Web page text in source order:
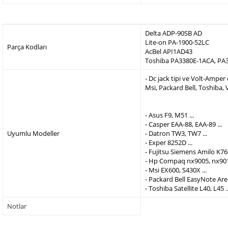
Parça Kodları
Delta ADP-90SB AD
Lite-on PA-1900-52LC
AcBel API1AD43
Toshiba PA3380E-1ACA,
Uyumlu Modeller
- Dc jack tipi ve Volt-
Msi, Packard Bell,
- Asus F9, M51 ...
- Casper EAA-88, EAA-89 ...
- Datron TW3, TW7 ...
- Exper 8252D ...
- Fujitsu Siemens Amilo
- Hp Compaq nx9005,
- Msi EX600, S430X ...
- Packard Bell EasyNote
- Toshiba Satellite L40, L45
Notlar